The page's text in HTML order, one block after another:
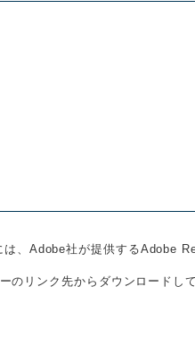
、Adobe社が提供するAdobe
のリンク先からダウンロードし